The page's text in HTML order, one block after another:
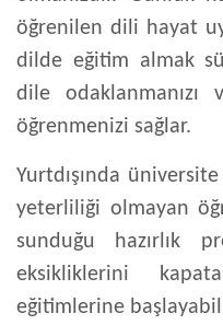
öğrenilen dili hayat
dilde eğitim almak
dile odaklanmanızı
öğrenmenizi sağlar.
Yurtdışında
yeterliliği olmayan
sunduğu hazırlık
eksikliklerini
eğitimlerine